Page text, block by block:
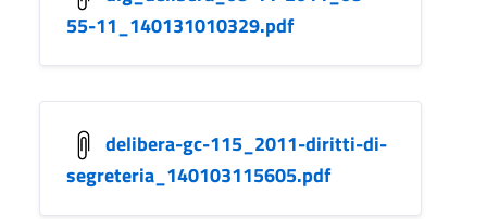
55-11_140131010329.pdf
delibera-gc-115_2011-diritti-di-
segreteria_140103115605.pdf